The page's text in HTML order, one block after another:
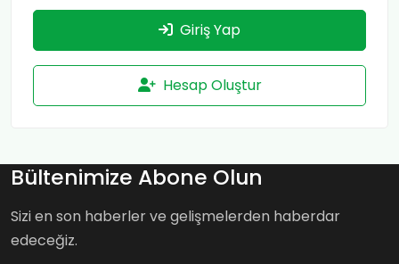
Giriş Yap
Hesap Oluştur
Bültenimize Abone Olun
Sizi en son haberler ve gelişmelerden haberdar
edeceğiz.